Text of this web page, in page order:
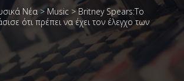
Νέα>Music >Britney Spears:Το
ότι πρέπει να έχει τον έλεγχο των